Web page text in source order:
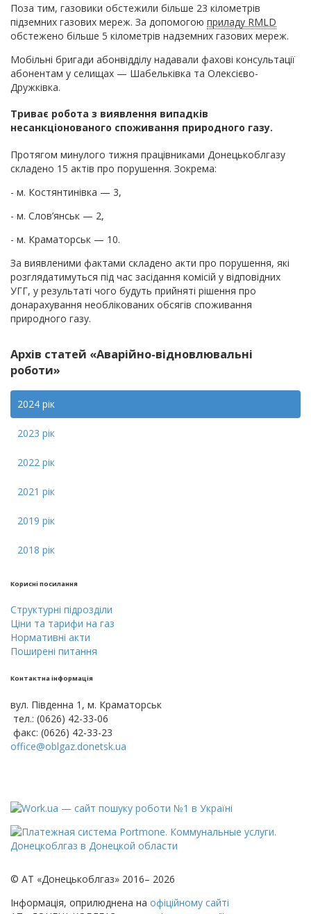
Поза тим, газовики обстежили більше 23 кілометрів
підземних газових мереж. За допомогою приладу RMLD
обстежено більше 5 кілометрів надземних газових мереж.
Мобільні бригади абонвідділу надавали фахові консультації
абонентам у селищах — Шабельківка та Олексієво-
Дружківка.
Триває робота з виявлення випадків
несанкціонованого споживання природного газу.
Протягом минулого тижня працівниками Донецькоблгазу
складено 15 актів про порушення. Зокрема:
- м. Костянтинівка — 3,
- м. Слов’янськ — 2,
- м. Краматорськ — 10.
За виявленими фактами складено акти про порушення, які
розглядатимуться під час засідання комісій у відповідних
УГГ, у результаті чого будуть прийняті рішення про
донарахування необлікованих обсягів споживання
природного газу.
Архів статей «Аварійно-відновлювальні
роботи»
2024 рік
2023 рік
2022 рік
2021 рік
2019 рік
2018 рік
Кориснi посилання
Cтруктурнi пiдроздiли
Цiни тa тарифи на газ
Нормативні акти
Поширені питання
Контактна інформація
вул. Південна 1, м. Краматорськ
тел.: (0626) 42-33-06
факс: (0626) 42-33-23
office@oblgaz.donetsk.ua
© АТ «Донецькоблгаз» 2016– 2026
Інформація, оприлюднена на офіційному сайті